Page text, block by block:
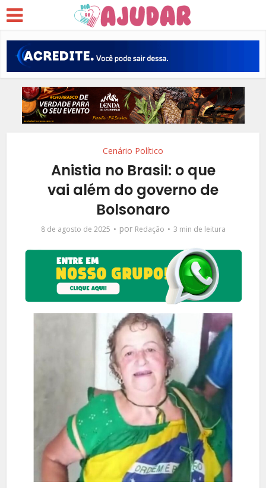
Cenário Político
Anistia no Brasil: o que
vai além do governo de
Bolsonaro
8 de agosto de 2025 por Redação 3 min de leitura